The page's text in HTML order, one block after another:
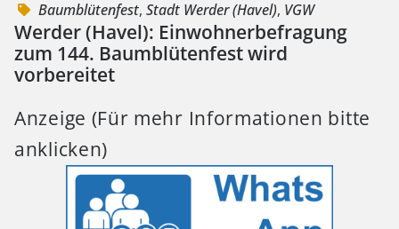
Baumblütenfest, Stadt Werder (Havel), VGW
Werder (Havel): Einwohnerbefragung
zum 144. Baumblütenfest wird
vorbereitet
Anzeige (Für mehr Informationen bitte
anklicken)